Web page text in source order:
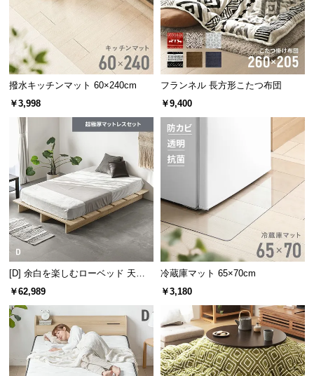
配
送
に
つ
い
て
開
梱
設
置
サ
ー
ビ
に
て
搬
入
撥水キッチンマット 60×240cm
￥3,998
フランネル 長方形こたつ布団
￥9,400
[D] 余白を楽しむローベッド 天然
木調 ステージベッド 超極厚マット
レス付き
￥62,989
冷蔵庫マット 65×70cm
￥3,180